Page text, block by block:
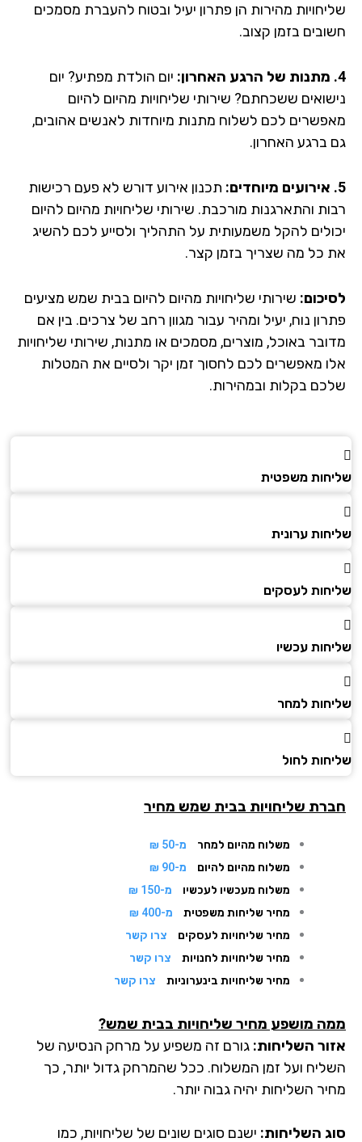
מהירות הן פתרון יעיל ובטוח להעברת מסמכים
בזמן קצוב.
יום הולדת מפתיע? יום
ששכחתם? שירותי שליחויות מהיום להיום
לכם לשלוח מתנות מיוחדות לאנשים אהובים,
ברגע האחרון.
תכנון אירוע דורש לא פעם רכישות
והתארגנות מורכבת. שירותי שליחויות מהיום להיום
להקל משמעותית על התהליך ולסייע לכם להשיג
כל מה שצריך בזמן קצר.
שירותי שליחויות מהיום להיום בבית שמש מציעים
נוח, יעיל ומהיר עבור מגוון רחב של צרכים. בין אם
באוכל, מוצרים, מסמכים או מתנות, שירותי שליחויות
מאפשרים לכם לחסוך זמן יקר ולסיים את המטלות
בקלות ובמהירות.
משפטית
ערונית
לעסקים
עכשיו
למחר
לחול
שליחויות בבית שמש מחיר
משלוח מהיום למחר
מ-50 ₪
משלוח מהיום להיום
מ-90 ₪
משלוח מעכשיו לעכשיו
מ-150 ₪
מחיר שליחות משפטית
מ-400 ₪
מחיר שליחויות לעסקים
צרו קשר
מחיר שליחויות לחנויות
צרו קשר
מחיר שליחויות בינערוניות
צרו קשר
מושפע מחיר שליחויות בבית שמש?
השליחות:גורם זה משפיע על מרחק הנסיעה של
ועל זמן המשלוח. ככל שהמרחק גדול יותר, כך
השליחות יהיה גבוה יותר.
השליחות:ישנם סוגים שונים של שליחויות, כמו